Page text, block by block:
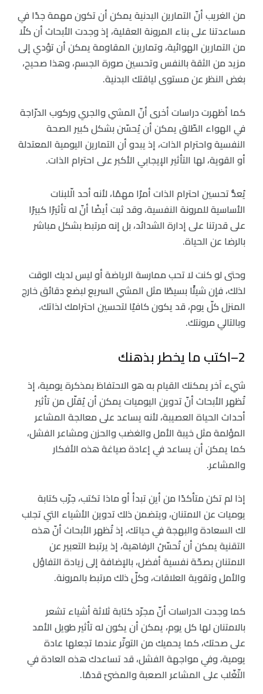
من الغريب أنّ التمارين البدنية يمكن أن تكون مهمة جدًا في
مساعدتنا على بناء المرونة العقلية، إذ وجدت الأبحاث أن كلًا
من التمارين الهوائية، وتمارين المقاومة يمكن أن تؤدي إلى
مزيد من الثقة بالنفس وتحسين صورة الجسم، وهذا صحيح،
بغض النظر عن مستوى لياقتك البدنية.
كما أظهرت دراسات أخرى أنّ المشي والجري وركوب الدرّاجة
في الهواء الطّلق يمكن أن يُحسّن بشكل كبير الصحة
النفسية واحترام الذات، إذ يبدو أن التمارين اليومية المعتدلة
أو القوية، لها التأثير الإيجابي الأكبر على احترام الذات.
يُعدُّ تحسين احترام الذات أمرًا مهمًا، لأنه أحد الّلبنات
الأساسية للمرونة النفسية، وقد ثبت أيضًا أنّ له تأثيرًا كبيرًا
على قدرتنا على إدارة الشدائد، بل إنه مرتبط بشكل مباشر
بالرضا عن الحياة.
وحتى لو كنت لا تحب ممارسة الرياضة أو ليس لديك الوقت
لذلك، فإن شيئًا بسيطًا مثل المشي السريع لبضع دقائق خارج
المنزل كلّ يوم، قد يكون كافيًا لتحسين احترامك لذاتك،
وبالتالي مرونتك.
2–اكتب ما يخطر بذهنك
شيء آخر يمكنك القيام به هو الاحتفاظ بمذكرة يومية، إذ
تُظهر الأبحاث أنّ تدوين اليوميات يمكن أن يُقلّل من تأثير
أحداث الحياة العصيبة، لأنه يساعد على معالجة المشاعر
المؤلمة مثل خيبة الأمل والغضب والحزن ومشاعر الفشل،
كما يمكن أن يساعد في إعادة صياغة هذه الأفكار
والمشاعر.
إذا لم تكن متأكدًا من أين تبدأ أو ماذا تكتب، جرّب كتابة
يوميات عن الامتنان، ويتضمن ذلك تدوين الأشياء التي تجلب
لك السعادة والبهجة في حياتك، إذ تُظهر الأبحاث أنّ هذه
التقنية يمكن أن تُحسّنَ الرفاهية، إذ يرتبط التعبير عن
الامتنان بصحّة نفسية أفضل، بالإضافة إلى زيادة التفاؤل
والأمل وتقوية العلاقات، وكلّ ذلك مرتبط بالمرونة.
كما وجدت الدراسات أنّ مجرّد كتابة ثلاثة أشياء تشعر
بالامتنان لها كل يوم، يمكن أن يكون له تأثير طويل الأمد
على صحتك، كما يحميك من التوتّر عندما تجعلها عادة
يومية، وفي مواجهة الفشل، قد تساعدك هذه العادة في
التّغّلب على المشاعر الصعبة والمضيّ قدمًا.